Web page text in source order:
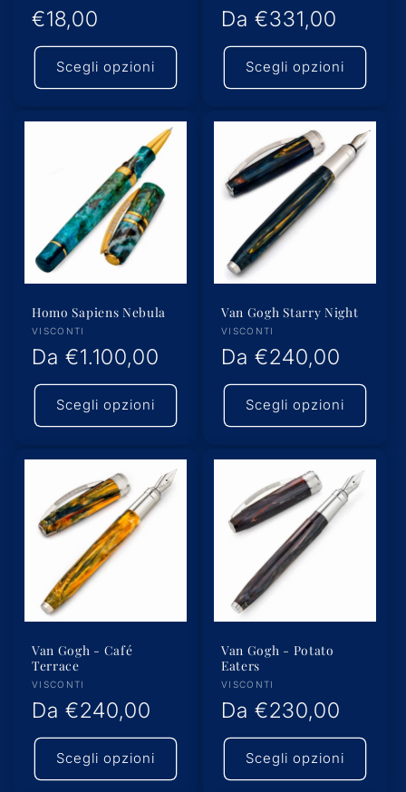
Prezzo
di
listino
€18,00
Scegli opzioni
Prezzo
di
listino
Da €331,00
Scegli opzioni
Homo Sapiens Nebula
Produttore:
VISCONTI
Prezzo
di
listino
Da €1.100,00
Scegli opzioni
Van Gogh Starry Night
Produttore:
VISCONTI
Prezzo
di
listino
Da €240,00
Scegli opzioni
Van Gogh - Café
Terrace
Produttore:
VISCONTI
Prezzo
di
listino
Da €240,00
Scegli opzioni
Van Gogh - Potato
Eaters
Produttore:
VISCONTI
Prezzo
di
listino
Da €230,00
Scegli opzioni